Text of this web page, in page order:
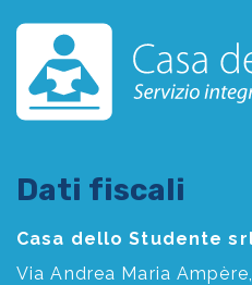
Dati fiscali
Casa dello Studente
Via Andrea Maria